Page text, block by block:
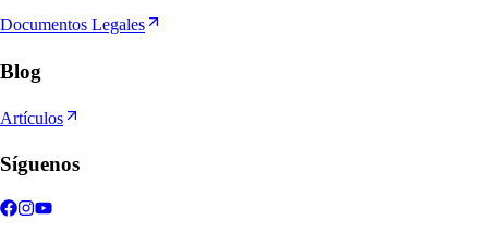
Documentos Legales
Blog
Artículos
Síguenos